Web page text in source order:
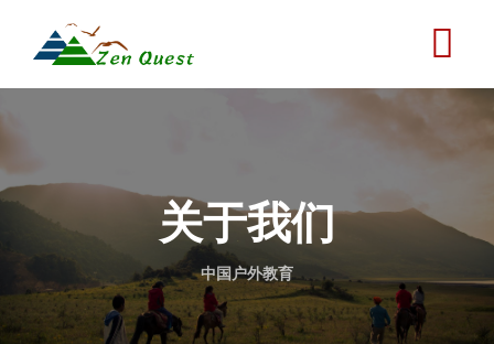
关于我们
中国户外教育